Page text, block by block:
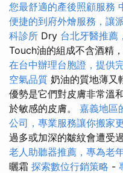
您最舒適的產後照顧服務
便捷的到府外燴服務，讓
科診所 Dry 台北牙醫推薦
Touch油的組成不含酒精
在台中辦理台胞證，提供
空氣品質 奶油的質地薄又
優勢是它們對皮膚非常溫
於敏感的皮膚。 嘉義地區
公司，專業服務讓你搬家
過多或加深的皺紋會遭受
老人助聽器推薦，專為老
曬霜 探索數位行銷策略 -